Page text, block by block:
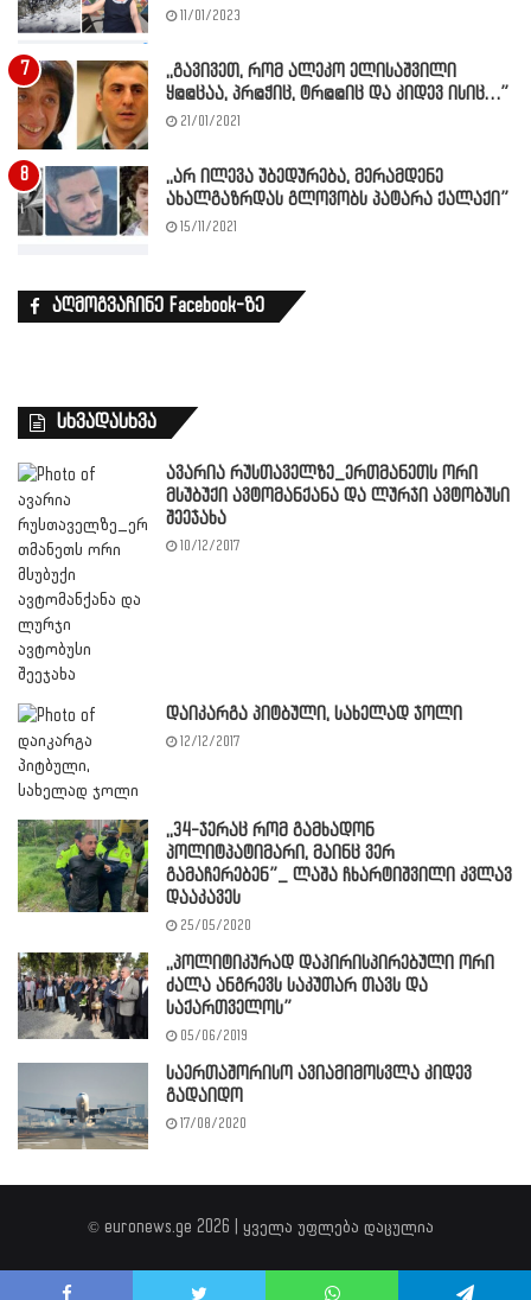
11/01/2023
,,გავივეთ, რომ ალეკო ელისაშვილი
ყ@@ცაა, პრ@ჭიც, ტრ@@იც და კიდევ ისიც…”
21/01/2021
,,არ ილევა უბედურება, მერამდენე
ახალგაზრდას გლოვობს პატარა ქალაქი”
15/11/2021
აღმოგვაჩინე Facebook-ზე
სხვადასხვა
ავარია რუსთაველზე_ერთმანეთს ორი
მსუბუქი ავტომანქანა და ლურჯი ავტობუსი
შეეჯახა
10/12/2017
დაიკარგა პიტბული, სახელად ჯოლი
12/12/2017
,,34-ჯერაც რომ გამხადონ
პოლიტპატიმარი, მაინც ვერ
გამაჩერებენ”_ ლაშა ჩხარტიშვილი კვლავ
დააკავეს
25/05/2020
,,პოლიტიკურად დაპირისპირებული ორი
ძალა ანგრევს საკუთარ თავს და
საქართველოს”
05/06/2019
საერთაშორისო ავიამიმოსვლა კიდევ
გადაიდო
17/08/2020
© euronews.ge 2026 | ყველა უფლება დაცულია